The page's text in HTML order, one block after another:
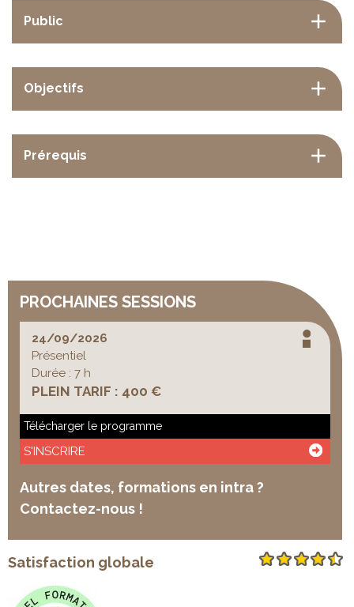
Public
Objectifs
Prérequis
PROCHAINES SESSIONS
24/09/2026
Présentiel
Durée : 7 h
PLEIN TARIF : 400 €
Télécharger le programme
S'INSCRIRE
Autres dates, formations en intra ?
Contactez-nous !
Satisfaction globale